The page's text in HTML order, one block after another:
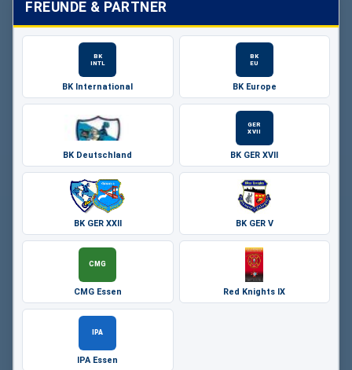
FREUNDE & PARTNER
BK
INTL
BK International
BK
EU
BK Europe
BK Deutschland
GER
XVII
BK GER XVII
BK GER XXII BK GER V
CMG
CMG Essen Red Knights IX
IPA
IPA Essen